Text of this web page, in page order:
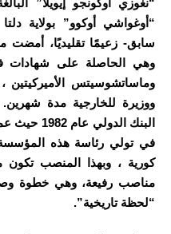
“أوغواشي أوكوو” بولاية
سابق- زعيمًا تقليديًا، أمضت
وهي الحاصلة على شهادات
وماساتشوسيتس الأميركيتين ،
ووزيرة للخارجية مدة
في تولي رئاسة هذه المؤسسة
كورية ، وبهذا المنصب
مناصب رفيعة، وهي خطوة
“لحظة تاريخية”.